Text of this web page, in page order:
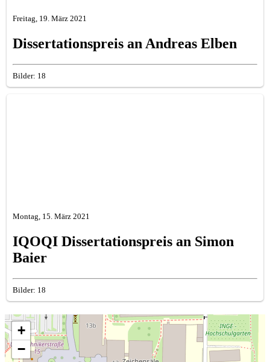
Freitag, 19. März 2021
Dissertationspreis an Andreas Elben
Bilder: 18
Montag, 15. März 2021
IQOQI Dissertationspreis an Simon
Baier
Bilder: 18
+
−